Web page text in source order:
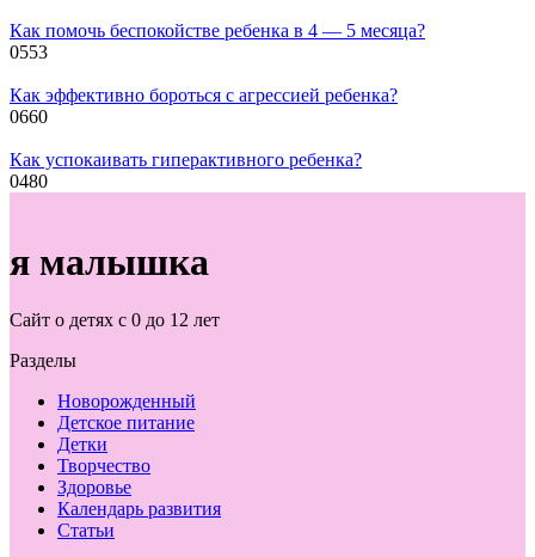
Как помочь беспокойстве ребенка в 4 — 5 месяца?
0553
Как эффективно бороться с агрессией ребенка?
0660
Как успокаивать гиперактивного ребенка?
0480
я малышка
Сайт о детях с 0 до 12 лет
Разделы
Новорожденный
Детское питание
Детки
Творчество
Здоровье
Календарь развития
Статьи